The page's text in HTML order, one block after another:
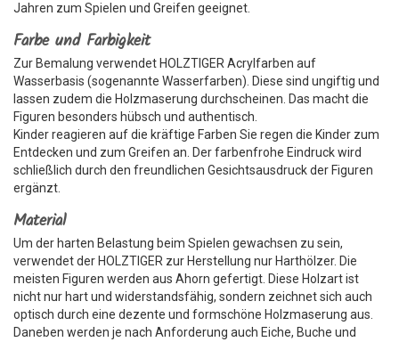
Jahren zum Spielen und Greifen geeignet.
Farbe und Farbigkeit
Zur Bemalung verwendet HOLZTIGER Acrylfarben auf
Wasserbasis (sogenannte Wasserfarben). Diese sind ungiftig und
lassen zudem die Holzmaserung durchscheinen. Das macht die
Figuren besonders hübsch und authentisch.
Kinder reagieren auf die kräftige Farben Sie regen die Kinder zum
Entdecken und zum Greifen an. Der farbenfrohe Eindruck wird
schließlich durch den freundlichen Gesichtsausdruck der Figuren
ergänzt.
Material
Um der harten Belastung beim Spielen gewachsen zu sein,
verwendet der HOLZTIGER zur Herstellung nur Harthölzer. Die
meisten Figuren werden aus Ahorn gefertigt. Diese Holzart ist
nicht nur hart und widerstandsfähig, sondern zeichnet sich auch
optisch durch eine dezente und formschöne Holzmaserung aus.
Daneben werden je nach Anforderung auch Eiche, Buche und